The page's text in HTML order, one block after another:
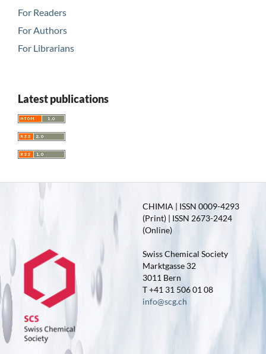
For Readers
For Authors
For Librarians
Latest publications
CHIMIA | ISSN 0009-4293
(Print) | ISSN 2673-2424
(Online)
Swiss Chemical Society
Marktgasse 32
3011 Bern
T +41 31 506 01 08
info@scg.ch